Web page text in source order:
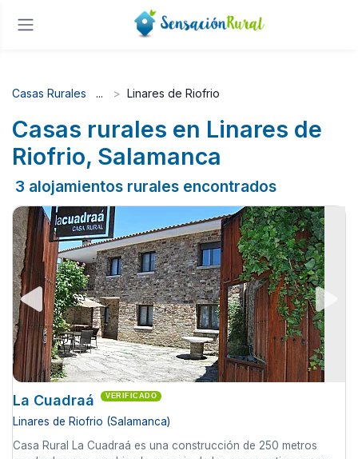
Casas Rurales Linares de Riofrio
Casas rurales en Linares de
Riofrio, Salamanca
3 alojamientos rurales encontrados
La Cuadraá VERIFICADO
Linares de Riofrio (Salamanca)
Casa Rural La Cuadraá es una construcción de 250 metros